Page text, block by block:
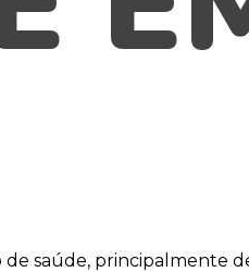
saúde, principalmente